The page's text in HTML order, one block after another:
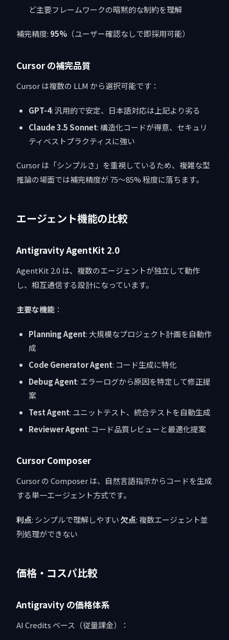
ど主要フレームワークの暗黙的な制約を理解
補完精度: 95% （ユーザー確認なしで即採用可能）
Cursor の補完品質
Cursor は複数の LLM から選択可能です：
GPT-4: 汎用的で安定、日本語対応は上記より劣る
Claude 3.5 Sonnet: 構造化コードが得意、セキュリ
ティベストプラクティスに強い
Cursor は「シンプルさ」を重視しているため、複雑な型
推論の場面では補完精度が 75〜85% 程度に落ちます。
エージェント機能の比較
Antigravity AgentKit 2.0
AgentKit 2.0 は、複数のエージェントが独立して動作
し、相互通信する設計になっています。
主要な機能 ：
Planning Agent: 大規模なプロジェクト計画を自動作
成
Code Generator Agent: コード生成に特化
Debug Agent: エラーログから原因を特定して修正提
案
Test Agent: ユニットテスト、統合テストを自動生成
Reviewer Agent: コード品質レビューと最適化提案
Cursor Composer
Cursor の Composer は、自然言語指示からコードを生成
する単一エージェント方式です。
利点: シンプルで理解しやすい欠点: 複数エージェント並
列処理ができない
価格・コスパ比較
Antigravity の価格体系
AI Credits ベース（従量課金）：